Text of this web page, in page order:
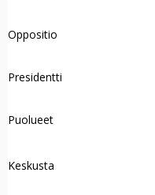
Oppositio
Presidentti
Puolueet
Keskusta